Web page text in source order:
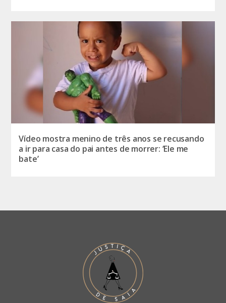
Vídeo mostra menino de três anos se recusando
a ir para casa do pai antes de morrer: ‘Ele me
bate’